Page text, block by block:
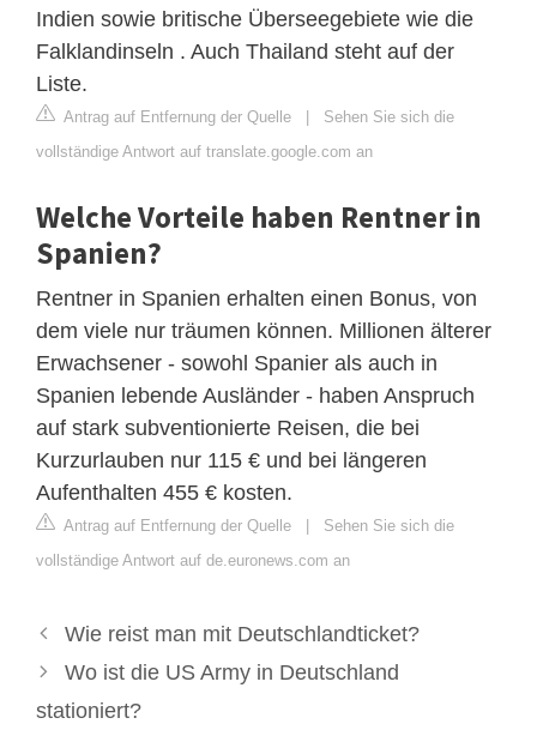
Indien sowie britische Überseegebiete wie die
Falklandinseln . Auch Thailand steht auf der
Liste.
Antrag auf Entfernung der Quelle | Sehen Sie sich die
vollständige Antwort auf translate.google.com an
Welche Vorteile haben Rentner in
Spanien?
Rentner in Spanien erhalten einen Bonus, von
dem viele nur träumen können. Millionen älterer
Erwachsener - sowohl Spanier als auch in
Spanien lebende Ausländer - haben Anspruch
auf stark subventionierte Reisen, die bei
Kurzurlauben nur 115 € und bei längeren
Aufenthalten 455 € kosten.
Antrag auf Entfernung der Quelle | Sehen Sie sich die
vollständige Antwort auf de.euronews.com an
Wie reist man mit Deutschlandticket?
Wo ist die US Army in Deutschland
stationiert?